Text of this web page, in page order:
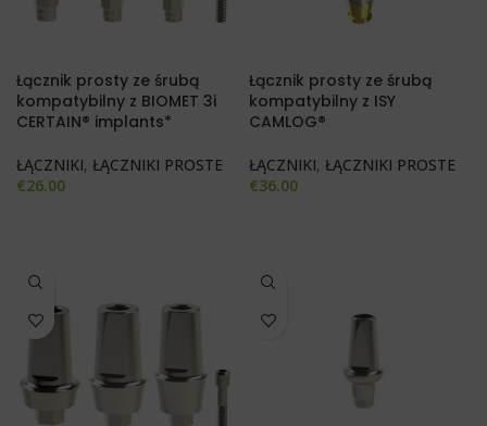
Łącznik prosty ze śrubą
kompatybilny z BIOMET 3i
CERTAIN® implants*
ŁĄCZNIKI, ŁĄCZNIKI PROSTE
€26.00
Łącznik prosty ze śrubą
kompatybilny z ISY
CAMLOG®
ŁĄCZNIKI, ŁĄCZNIKI PROSTE
€36.00